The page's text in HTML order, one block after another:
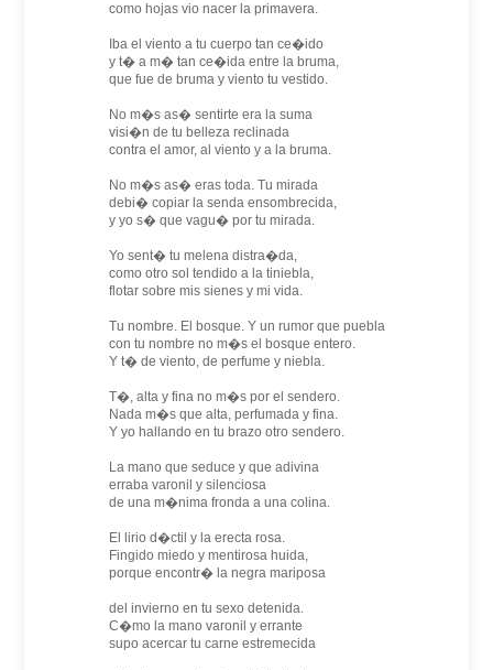
como hojas vio nacer la primavera.
Iba el viento a tu cuerpo tan ce�ido
y t� a m� tan ce�ida entre la bruma,
que fue de bruma y viento tu vestido.
No m�s as� sentirte era la suma
visi�n de tu belleza reclinada
contra el amor, al viento y a la bruma.
No m�s as� eras toda. Tu mirada
debi� copiar la senda ensombrecida,
y yo s� que vagu� por tu mirada.
Yo sent� tu melena distra�da,
como otro sol tendido a la tiniebla,
flotar sobre mis sienes y mi vida.
Tu nombre. El bosque. Y un rumor que puebla
con tu nombre no m�s el bosque entero.
Y t� de viento, de perfume y niebla.
T�, alta y fina no m�s por el sendero.
Nada m�s que alta, perfumada y fina.
Y yo hallando en tu brazo otro sendero.
La mano que seduce y que adivina
erraba varonil y silenciosa
de una m�nima fronda a una colina.
El lirio d�ctil y la erecta rosa.
Fingido miedo y mentirosa huida,
porque encontr� la negra mariposa
del invierno en tu sexo detenida.
C�mo la mano varonil y errante
supo acercar tu carne estremecida